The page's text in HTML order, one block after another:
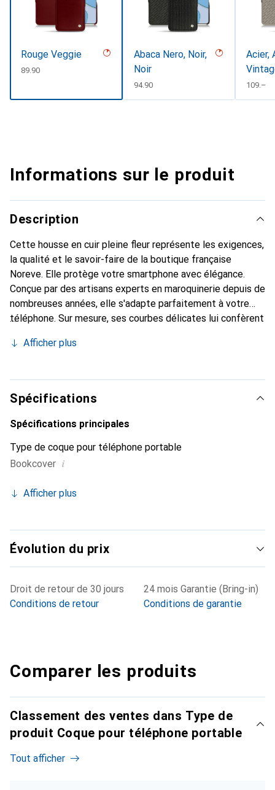
Rouge Veggie
CHF
89.90
Abaca Nero, Noir,
Noir
CHF
94.90
Acier,
CHF
109.–
Informations sur le produit
Description
Cette housse en cuir pleine fleur représente les exigences,
la qualité et le savoir-faire de la boutique française
Noreve. Elle protège votre smartphone avec élégance.
Conçue par des artisans experts en maroquinerie depuis de
nombreuses années, elle s'adapte parfaitement à votre
téléphone. Sur mesure, ses courbes délicates lui confèrent
chic et indispensable pour votre smartphone. Reconnu
marque Noreve est un choix sûr pour une clientèle
exigeante.
Afficher plus
Spécifications
Spécifications principales
Type de coque pour téléphone portable
Bookcover i
Afficher plus
Évolution du prix
Droit de retour de 30 jours
Conditions de retour
24 mois Garantie (Bring-in)
Conditions de garantie
Comparer les produits
Classement des ventes dans Type de
produit Coque pour téléphone portable
Tout afficher